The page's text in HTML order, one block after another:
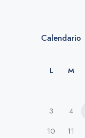
Calendario
L M
3
4
10
11